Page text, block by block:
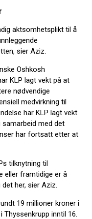
aktsomhetsplikt til å
sier Aziz.
Oshkosh
KLP lagt vekt på at
nødvendige
medvirkning til
har KLP lagt vekt
samarbeid med det
har fortsatt etter at
tilknytning til
eller framtidige er å
her, sier Aziz.
19 millioner kroner i
Thyssenkrupp inntil 16.